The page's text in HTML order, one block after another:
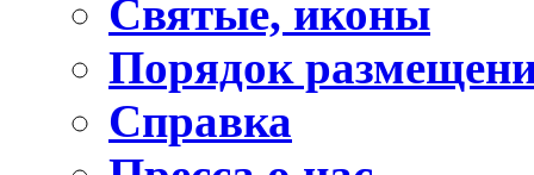
Святые, иконы
Порядок
Справка